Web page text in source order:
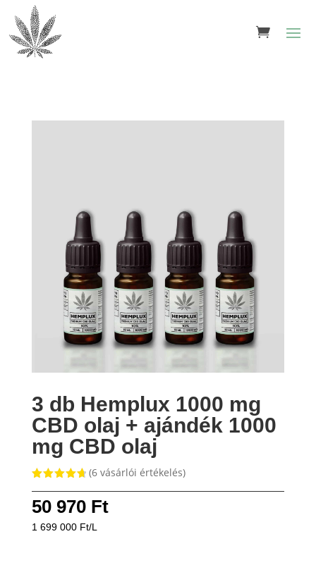
3 db Hemplux 1000 mg
CBD olaj + ajándék 1000
mg CBD olaj
ből,
alapján
(6vásárlói értékelés)
50 970 Ft
1 699 000 Ft/L